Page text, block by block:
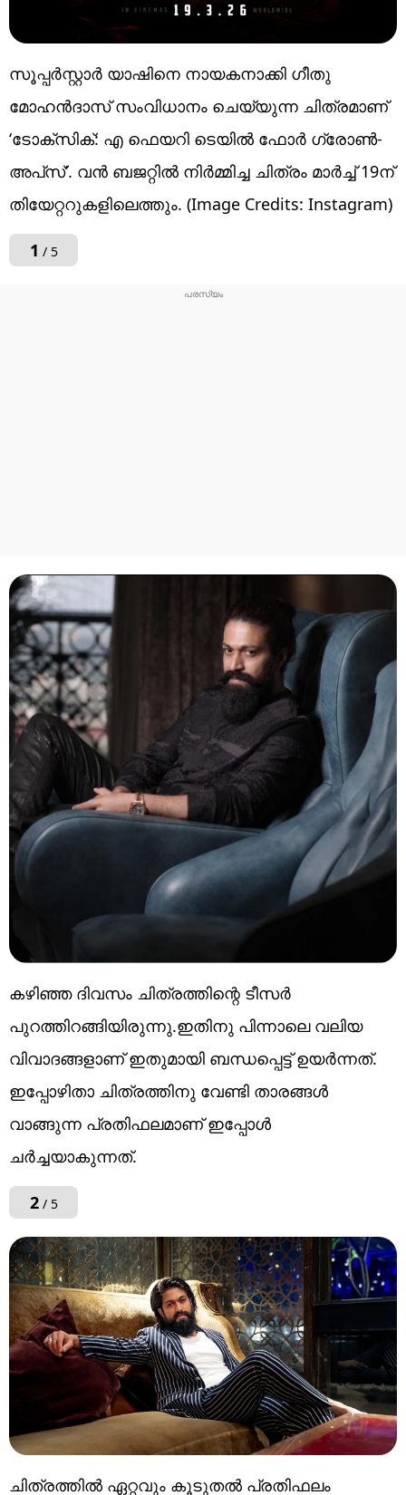
സൂപ്പർസ്റ്റാർ യാഷിനെ നായകനാക്കി ഗീതു
മോഹൻദാസ് സംവിധാനം ചെയ്യുന്ന ചിത്രമാണ്
‘ടോക്സിക്: എ ഫെയറി ടെയിൽ ഫോർ ഗ്രോൺ-
അപ്‌സ്’. വൻ ബജറ്റിൽ നിർമ്മിച്ച ചിത്രം മാർച്ച് 19ന്
തിയേറ്ററുകളിലെത്തും. (Image Credits: Instagram)
1 / 5
കഴിഞ്ഞ ദിവസം ചിത്രത്തിന്റെ ടീസർ
പുറത്തിറങ്ങിയിരുന്നു.ഇതിനു പിന്നാലെ വലിയ
വിവാദങ്ങളാണ് ഇതുമായി ബന്ധപ്പെട്ട് ഉയർന്നത്.
ഇപ്പോഴിതാ ചിത്രത്തിനു വേണ്ടി താരങ്ങൾ
വാങ്ങുന്ന പ്രതിഫലമാണ് ഇപ്പോൾ
ചർച്ചയാകുന്നത്.
2/ 5
ചിത്രത്തിൽ ഏറ്റവും കൂടുതല്‍ പ്രതിഫലം